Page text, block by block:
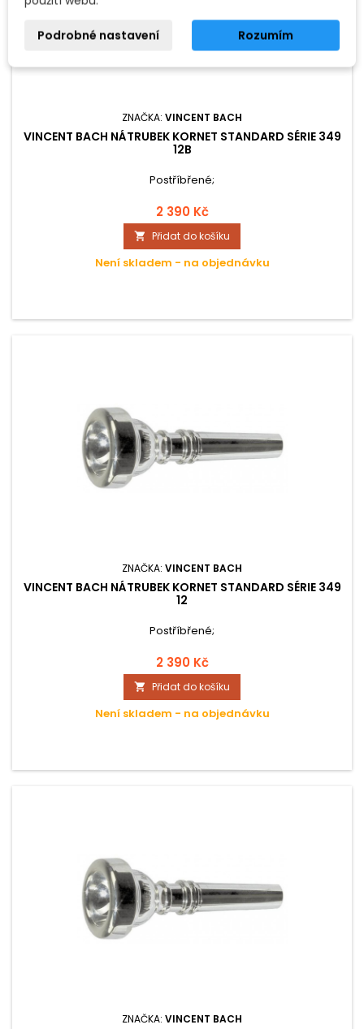
ZNAČKA: VINCENT BACH
VINCENT BACH NÁTRUBEK KORNET STANDARD SÉRIE 349
12B
Postříbřené;
2 390 Kč
 Přidat do košíku
Není skladem - na objednávku
ZNAČKA: VINCENT BACH
VINCENT BACH NÁTRUBEK KORNET STANDARD SÉRIE 349
12
Postříbřené;
2 390 Kč
 Přidat do košíku
Není skladem - na objednávku
ZNAČKA: VINCENT BACH
Podrobné nastavení Rozumím